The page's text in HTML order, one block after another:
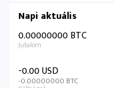
Napi aktuális
0.00000000 BTC
-0.00 USD
-0.00000000 BTC